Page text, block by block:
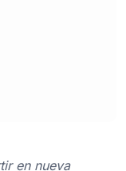
en nueva